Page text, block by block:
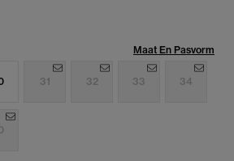
Maat En Pasvorm
31 32 33 34